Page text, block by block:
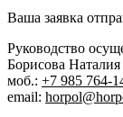
Ваша заявка
Руководство
Борисова
моб.: +7 985 764-
email: